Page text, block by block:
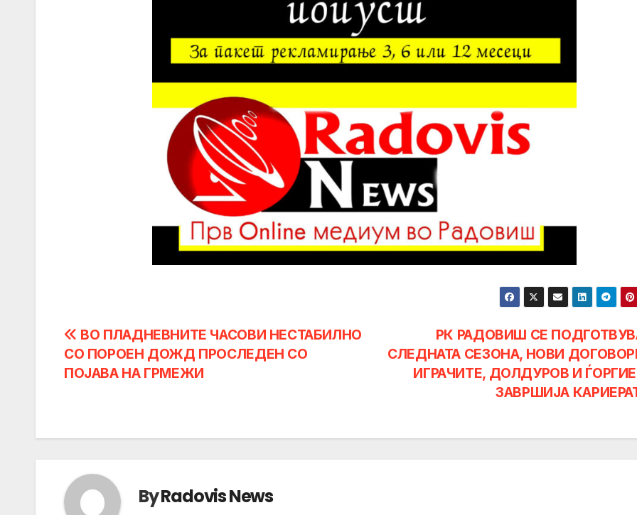
Post
navigation
РК РАДОВИШ СЕ
СЛЕДНАТА СЕЗОНА, НОВИ
ИГРАЧИТЕ, ДОЛДУРОВ И
ЗАВРШИЈА
ВО ПЛАДНЕВНИТЕ ЧАСОВИ НЕСТАБИЛНО
СО ПОРОЕН ДОЖД ПРОСЛЕДЕН СО
ПОЈАВА НА ГРМЕЖИ
ByRadovis News